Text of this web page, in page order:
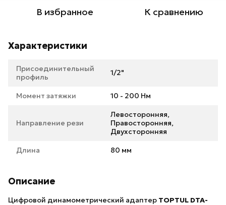
В избранное К сравнению
Характеристики
Присоединительный
профиль
1/2"
Момент затяжки 10 - 200 Нм
Направление рези
Левосторонняя,
Правосторонняя,
Двухсторонняя
Длина 80 мм
Описание
Цифровой динамометрический адаптер TOPTUL DTA-